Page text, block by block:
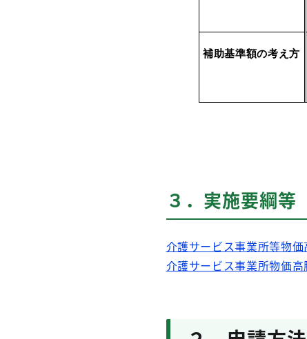
補助基準額の考え方
３．実施要綱等
介護サービス事業所等物
介護サービス事業所物価